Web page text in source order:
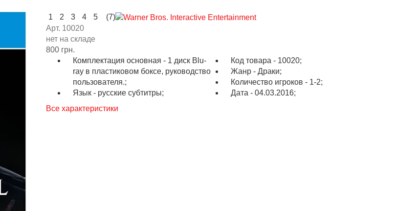
1 2 3 4 5
(7)
Арт. 10020
нет на складе
800 грн.
Комплектация основная - 1 диск Blu-
ray в пластиковом боксе, руководство
пользователя.;
Код товара - 10020;
Жанр - Драки;
Количество игроков - 1-2;
Язык - русские субтитры;
Дата - 04.03.2016;
Все характеристики